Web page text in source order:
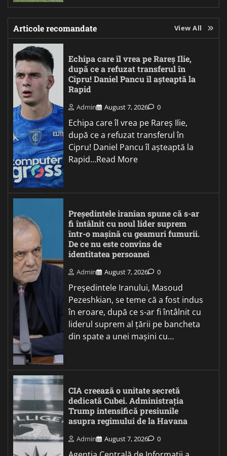
Articole recomandate View All
Echipa care îl vrea pe Rareș Ilie,
după ce a refuzat transferul în
Cipru! Daniel Pancu îl așteaptă la
Rapid
Admin August 7, 2026 0
Echipa care îl vrea pe Rareș Ilie,
după ce a refuzat transferul în
Cipru! Daniel Pancu îl așteaptă la
Rapid...Read More
Președintele iranian spune că s-ar
fi întâlnit cu noul lider suprem
într-o mașină cu geamuri fumurii.
De ce nu este convins de
identitatea persoanei
Admin August 7, 2026 0
Președintele Iranului, Masoud
Pezeshkian, se teme că a fost indus
în eroare, după ce s-ar fi întâlnit cu
liderul suprem al țării pe bancheta
din spate a unei mașini cu…
CIA creează o unitate secretă
dedicată Cubei. Administrația
Trump intensifică presiunile
asupra regimului de la Havana
Admin August 7, 2026 0